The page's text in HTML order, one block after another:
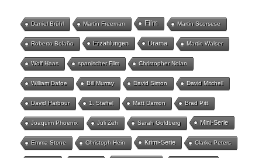
Daniel Brühl Martin Freeman Film Martin Scorsese
Roberto Bolaño Erzählungen Drama Martin Walser
Wolf Haas spanischer Film Christopher Nolan
William Dafoe Bill Murray David Simon David Mitchell
David Harbour 1. Staffel Matt Damon Brad Pitt
Joaquim Phoenix Juli Zeh Sarah Goldberg Mini-Serie
Emma Stone Christoph Hein Krimi-Serie Clarke Peters